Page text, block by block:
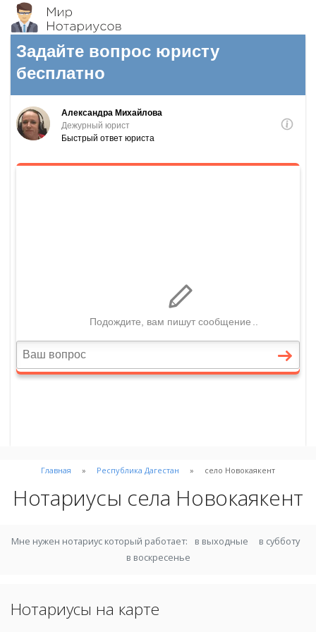
Главная Республика Дагестан село Новокаякент
Нотариусы села Новокаякент
Мне нужен нотариус который работает: в выходные
в субботу
в воскресенье
Нотариусы на карте